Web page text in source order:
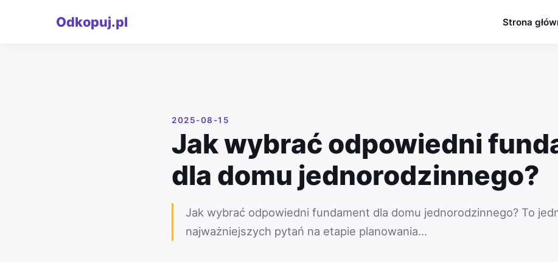
Odkopuj.pl Strona
2025-08-15
Jak wybrać odpowiedni
dla domu jednorodzinnego?
Jak wybrać odpowiedni fundament dla domu jednorodzinnego? To
najważniejszych pytań na etapie planowania…